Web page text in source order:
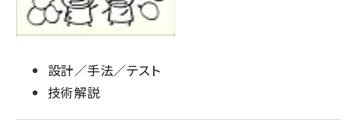
設計／手法／テスト
技術解説